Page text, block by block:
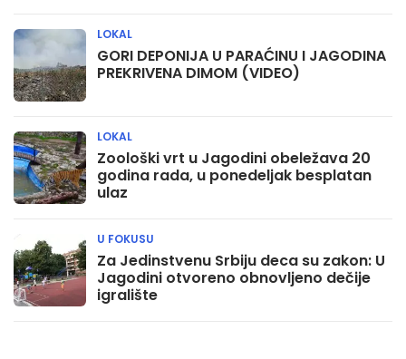
GORI DEPONIJA U PARAĆINU I JAGODINA
PREKRIVENA DIMOM (VIDEO)
LOKAL
Zoološki vrt u Jagodini obeležava 20
godina rada, u ponedeljak besplatan
ulaz
LOKAL
Za Jedinstvenu Srbiju deca su zakon: U
Jagodini otvoreno obnovljeno dečije
igralište
U FOKUSU